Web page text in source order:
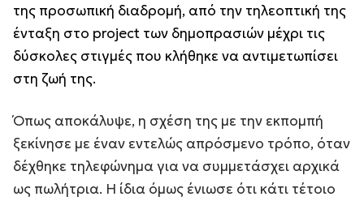
της προσωπική διαδρομή, από την τηλεοπτική της
ένταξη στο project των δημοπρασιών μέχρι τις
δύσκολες στιγμές που κλήθηκε να αντιμετωπίσει
στη ζωή της.
Όπως αποκάλυψε, η σχέση της με την εκπομπή
ξεκίνησε με έναν εντελώς απρόσμενο τρόπο, όταν
δέχθηκε τηλεφώνημα για να συμμετάσχει αρχικά
ως πωλήτρια. Η ίδια όμως ένιωσε ότι κάτι τέτοιο